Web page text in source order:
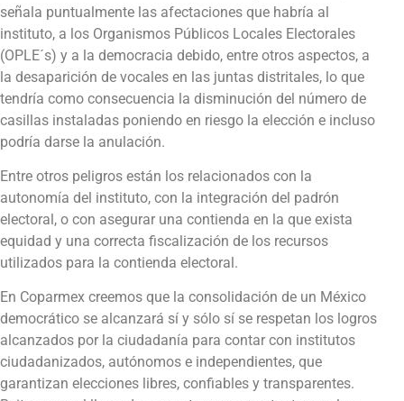
señala puntualmente las afectaciones que habría al
instituto, a los Organismos Públicos Locales Electorales
(OPLE´s) y a la democracia debido, entre otros aspectos, a
la desaparición de vocales en las juntas distritales, lo que
tendría como consecuencia la disminución del número de
casillas instaladas poniendo en riesgo la elección e incluso
podría darse la anulación.
Entre otros peligros están los relacionados con la
autonomía del instituto, con la integración del padrón
electoral, o con asegurar una contienda en la que exista
equidad y una correcta fiscalización de los recursos
utilizados para la contienda electoral.
En Coparmex creemos que la consolidación de un México
democrático se alcanzará sí y sólo sí se respetan los logros
alcanzados por la ciudadanía para contar con institutos
ciudadanizados, autónomos e independientes, que
garantizan elecciones libres, confiables y transparentes.